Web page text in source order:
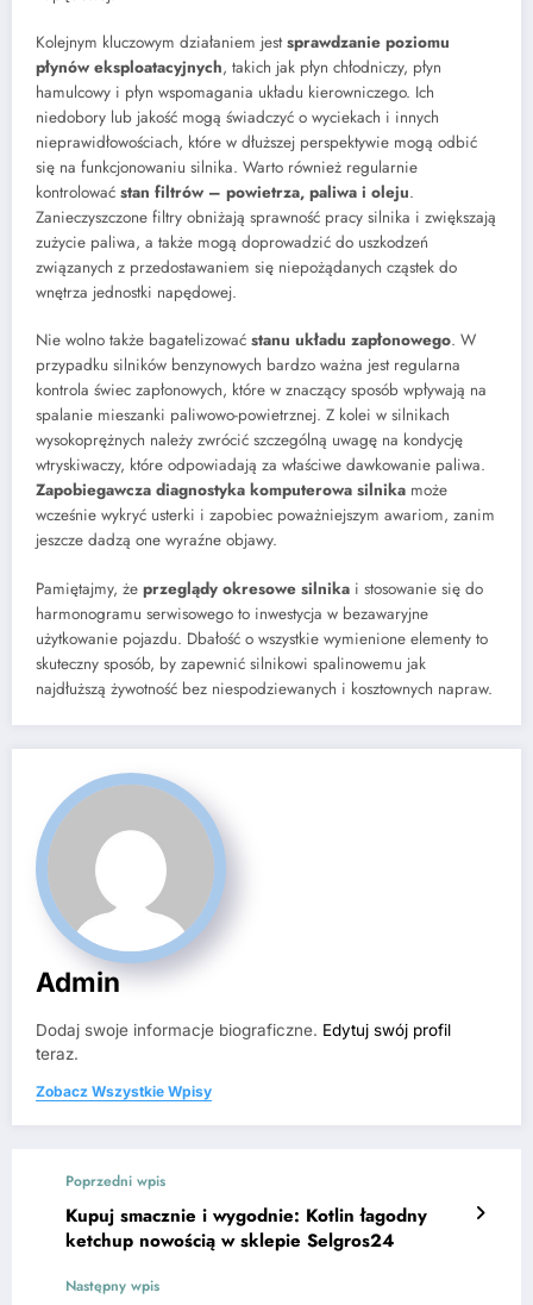
Kolejnym kluczowym działaniem jestsprawdzanie poziomu
płynów eksploatacyjnych, takich jak płyn chłodniczy, płyn
hamulcowy i płyn wspomagania układu kierowniczego. Ich
niedobory lub jakość mogą świadczyć o wyciekach i innych
nieprawidłowościach, które w dłuższej perspektywie mogą odbić
się na funkcjonowaniu silnika. Warto również regularnie
kontrolować stan filtrów – powietrza, paliwa i oleju.
Zanieczyszczone filtry obniżają sprawność pracy silnika i zwiększają
zużycie paliwa, a także mogą doprowadzić do uszkodzeń
związanych z przedostawaniem się niepożądanych cząstek do
wnętrza jednostki napędowej.
Nie wolno także bagatelizować stanu układu zapłonowego. W
przypadku silników benzynowych bardzo ważna jest regularna
kontrola świec zapłonowych, które w znaczący sposób wpływają na
spalanie mieszanki paliwowo-powietrznej. Z kolei w silnikach
wysokoprężnych należy zwrócić szczególną uwagę na kondycję
wtryskiwaczy, które odpowiadają za właściwe dawkowanie paliwa.
Zapobiegawcza diagnostyka komputerowa silnika może
wcześnie wykryć usterki i zapobiec poważniejszym awariom, zanim
jeszcze dadzą one wyraźne objawy.
Pamiętajmy, że przeglądy okresowe silnika i stosowanie się do
harmonogramu serwisowego to inwestycja w bezawaryjne
użytkowanie pojazdu. Dbałość o wszystkie wymienione elementy to
skuteczny sposób, by zapewnić silnikowi spalinowemu jak
najdłuższą żywotność bez niespodziewanych i kosztownych napraw.
Admin
Dodaj swoje informacje biograficzne. Edytuj swój profil
teraz.
Zobacz Wszystkie Wpisy
Poprzedni wpis
Kupuj smacznie i wygodnie: Kotlin łagodny
ketchup nowością w sklepie Selgros24
Następny wpis